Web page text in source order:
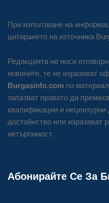
При използване на
цитирането на източника
Редакцията не носи
новините, те не изразяват
Burgasinfo.com по
запазват правото да
квалификации и
достойнство или изразяват
нетърпимост.
Абонирайте Се За